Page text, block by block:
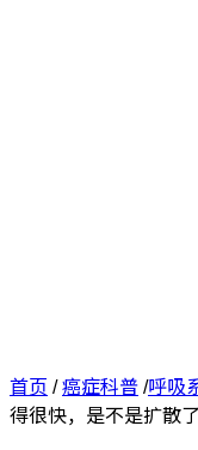
首页 /癌症科普/呼吸
得很快，是不是扩散了